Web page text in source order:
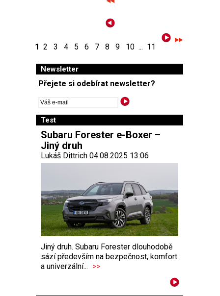
1 2 3 4 5 6 7 8 9 10 ... 11
Newsletter
Přejete si odebírat newsletter?
Test
Subaru Forester e-Boxer –
Jiný druh
Lukáš Dittrich 04.08.2025 13:06
Jiný druh. Subaru Forester dlouhodobě
sází především na bezpečnost, komfort
a univerzální... >>